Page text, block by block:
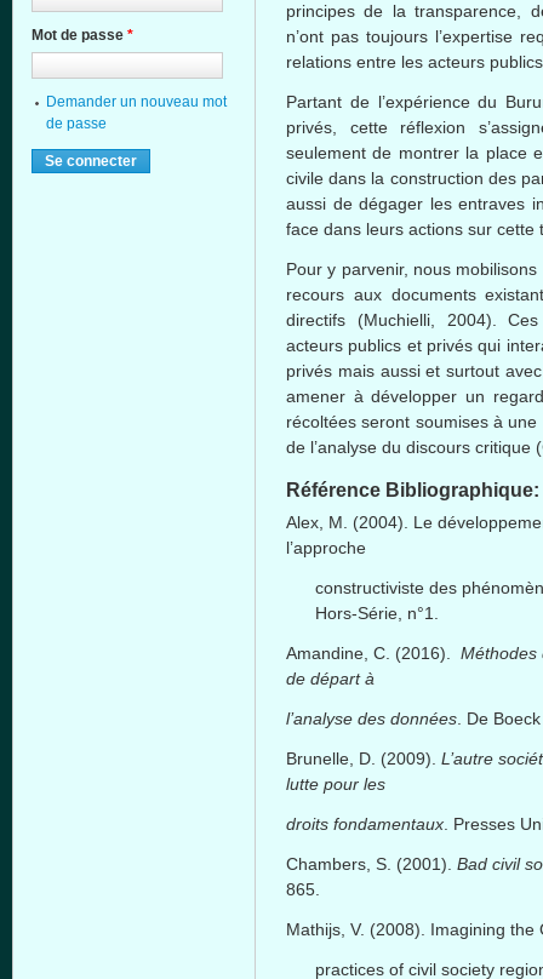
principes de la transparence,
n’ont pas toujours l’expertise
relations entre les acteurs
Partant de l’expérience du
privés, cette réflexion
seulement de montrer la place
civile dans la construction des
aussi de dégager les entraves
face dans leurs actions sur cette
Pour y parvenir, nous
recours aux documents
directifs (Muchielli, 2004).
acteurs publics et privés qui
privés mais aussi et surtout
amener à développer un
récoltées seront soumises à
de l’analyse du discours critique
Référence Bibliographique:
Alex, M. (2004). Le
l’approche
constructiviste des
Hors-Série, n°1.
Amandine, C. (2016). Méthodes
de départ à
l’analyse des données . De
Brunelle, D. (2009). L’autre
lutte pour les
droits fondamentaux . Presses
Chambers, S. (2001). Bad civil
865.
Mathijs, V. (2008). Imagining
practices of civil society
Mot de passe *
Demander un nouveau mot
de passe